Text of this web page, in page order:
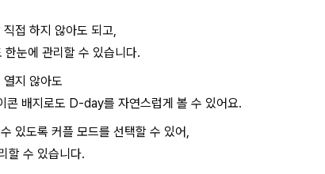
접 하지 않아도 되고,
눈에 관리할 수 있습니다.
지 않아도
콘 배지로도 D-day를 자연스럽게 볼 수 있어요.
있도록 커플 모드를 선택할 수 있어,
할 수 있습니다.